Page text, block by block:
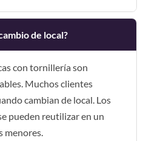
de local?
con tornillería son
Muchos clientes
cambian de local. Los
pueden reutilizar en un
menores.